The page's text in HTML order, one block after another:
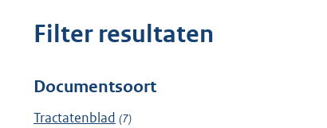
in
Filter resultaten
Filter
resultaten
Documentsoort
Tractatenblad (7)